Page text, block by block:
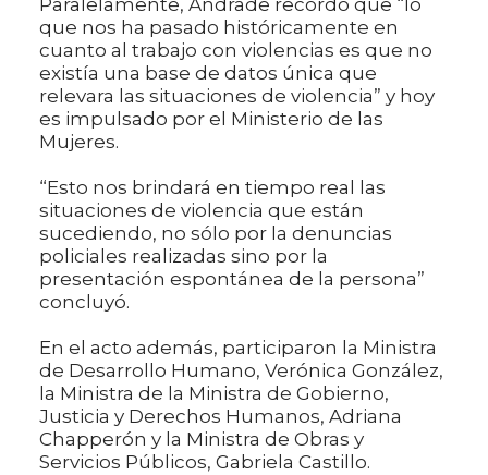
Paralelamente, Andrade recordó que “lo
que nos ha pasado históricamente en
cuanto al trabajo con violencias es que no
existía una base de datos única que
relevara las situaciones de violencia” y hoy
es impulsado por el Ministerio de las
Mujeres.
“Esto nos brindará en tiempo real las
situaciones de violencia que están
sucediendo, no sólo por la denuncias
policiales realizadas sino por la
presentación espontánea de la persona”
concluyó.
En el acto además, participaron la Ministra
de Desarrollo Humano, Verónica González,
la Ministra de la Ministra de Gobierno,
Justicia y Derechos Humanos, Adriana
Chapperón y la Ministra de Obras y
Servicios Públicos, Gabriela Castillo.